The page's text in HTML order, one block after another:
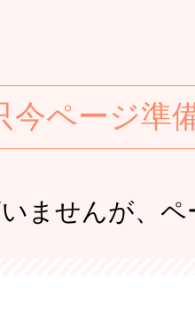
今ページ準
ませんが、ペ